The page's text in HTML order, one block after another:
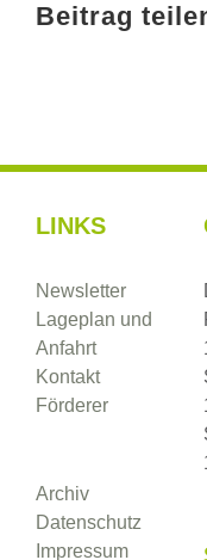
Beitrag
LINKS
Newsletter
Lageplan und
Anfahrt
Kontakt
Förderer
Archiv
Datenschutz
Impressum